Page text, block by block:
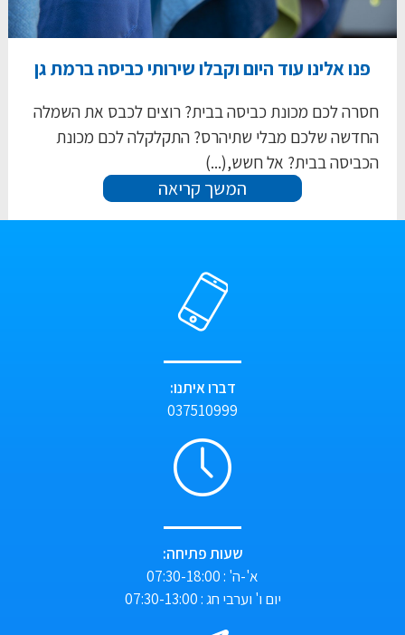
פנו אלינו עוד היום וקבלו שירותי כביסה ברמת גן
חסרה לכם מכונת כביסה בבית? רוצים לכבס את השמלה
החדשה שלכם מבלי שתיהרס? התקלקלה לכם מכונת
הכביסה בבית? אל חשש,(...)
המשך קריאה
דברו איתנו:
037510999
שעות פתיחה:
א'-ה' : 07:30-18:00
יום ו' וערבי חג : 07:30-13:00